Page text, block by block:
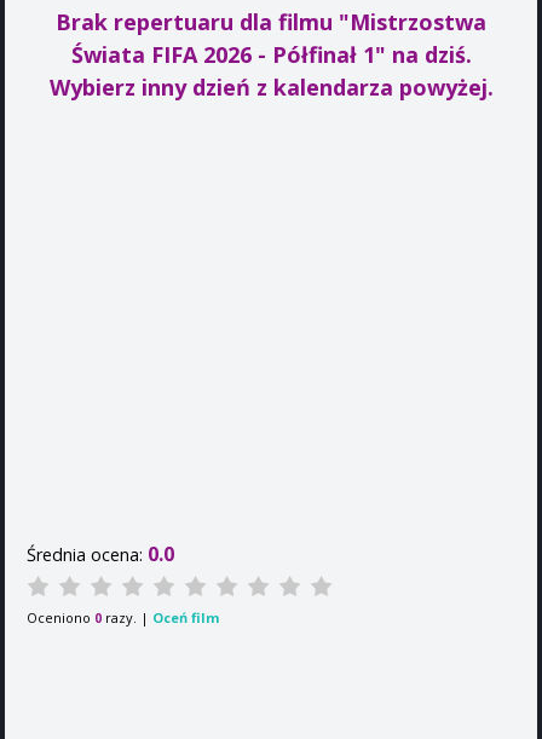
Brak repertuaru dla filmu "Mistrzostwa
Świata FIFA 2026 - Półfinał 1" na dziś.
Wybierz inny dzień z kalendarza powyżej.
Średnia ocena: 0.0
Oceniono 0 razy. | Oceń film